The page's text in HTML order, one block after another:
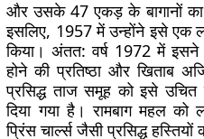
और उसके 47 एकड़ के बागानों का
इसलिए, 1957 में उन्होंने इसे एक
किया। अंतत: वर्ष 1972 में
होने की प्रतिष्ठा और खिताब
प्रसिद्ध ताज समूह को इसे
दिया गया है। रामबाग महल
प्रिंस चार्ल्स जैसी प्रसिद्ध